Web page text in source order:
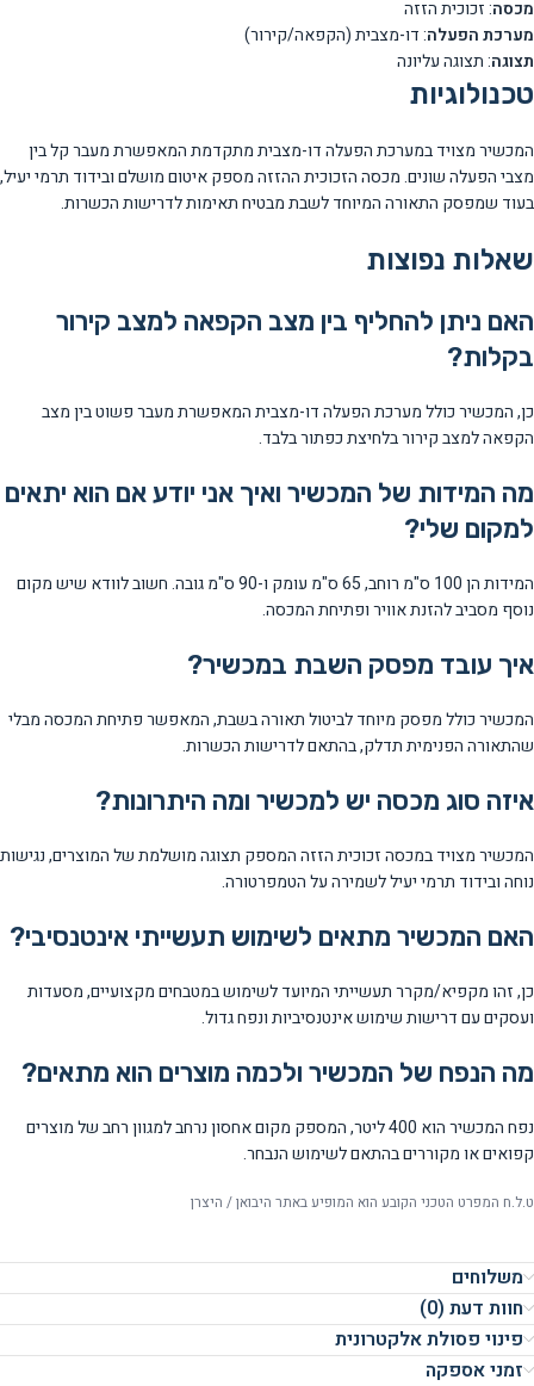
מכסה: זכוכית הזזה
מערכת הפעלה: דו-מצבית (הקפאה/קירור)
תצוגה: תצוגה עליונה
טכנולוגיות
המכשיר מצויד במערכת הפעלה דו-מצבית מתקדמת המאפשרת מעבר קל בין
מצבי הפעלה שונים. מכסה הזכוכית ההזזה מספק איטום מושלם ובידוד תרמי יעיל,
בעוד שמפסק התאורה המיוחד לשבת מבטיח תאימות לדרישות הכשרות.
שאלות נפוצות
האם ניתן להחליף בין מצב הקפאה למצב קירור
בקלות?
כן, המכשיר כולל מערכת הפעלה דו-מצבית המאפשרת מעבר פשוט בין מצב
הקפאה למצב קירור בלחיצת כפתור בלבד.
מה המידות של המכשיר ואיך אני יודע אם הוא יתאים
למקום שלי?
המידות הן 100 ס"מ רוחב, 65 ס"מ עומק ו-90 ס"מ גובה. חשוב לוודא שיש מקום
נוסף מסביב להזנת אוויר ופתיחת המכסה.
איך עובד מפסק השבת במכשיר?
המכשיר כולל מפסק מיוחד לביטול תאורה בשבת, המאפשר פתיחת המכסה מבלי
שהתאורה הפנימית תדלק, בהתאם לדרישות הכשרות.
איזה סוג מכסה יש למכשיר ומה היתרונות?
המכשיר מצויד במכסה זכוכית הזזה המספק תצוגה מושלמת של המוצרים, נגישות
נוחה ובידוד תרמי יעיל לשמירה על הטמפרטורה.
האם המכשיר מתאים לשימוש תעשייתי אינטנסיבי?
כן, זהו מקפיא/מקרר תעשייתי המיועד לשימוש במטבחים מקצועיים, מסעדות
ועסקים עם דרישות שימוש אינטנסיביות ונפח גדול.
מה הנפח של המכשיר ולכמה מוצרים הוא מתאים?
נפח המכשיר הוא 400 ליטר, המספק מקום אחסון נרחב למגוון רחב של מוצרים
קפואים או מקוררים בהתאם לשימוש הנבחר.
ט.ל.ח המפרט הטכני הקובע הוא המופיע באתר היבואן / היצרן
משלוחים
חוות דעת (0)
פינוי פסולת אלקטרונית
זמני אספקה